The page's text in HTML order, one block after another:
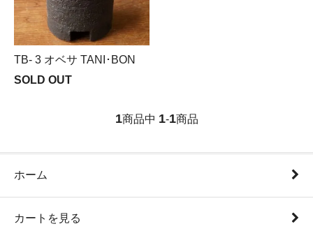
TB- 3 オベサ TANI･BON
SOLD OUT
1商品中 1-1商品
ホーム
カートを見る